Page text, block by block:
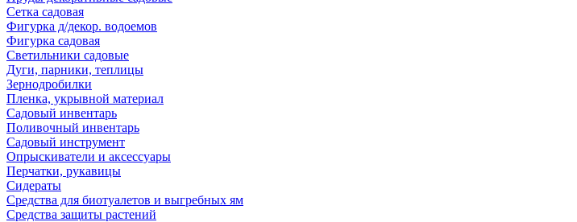
Сетка садовая
Фигурка д/декор. водоемов
Фигурка садовая
Светильники садовые
Дуги, парники, теплицы
Зернодробилки
Пленка, укрывной материал
Садовый инвентарь
Поливочный инвентарь
Садовый инструмент
Опрыскиватели и аксессуары
Перчатки, рукавицы
Сидераты
Средства для биотуалетов и выгребных ям
Средства защиты растений